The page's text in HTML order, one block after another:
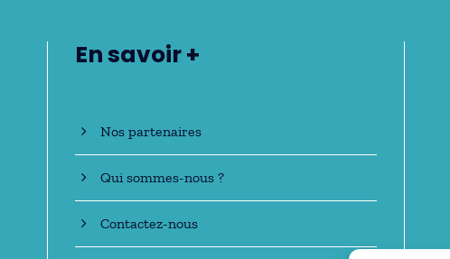
En savoir +
Nos partenaires
Qui sommes-nous ?
Contactez-nous